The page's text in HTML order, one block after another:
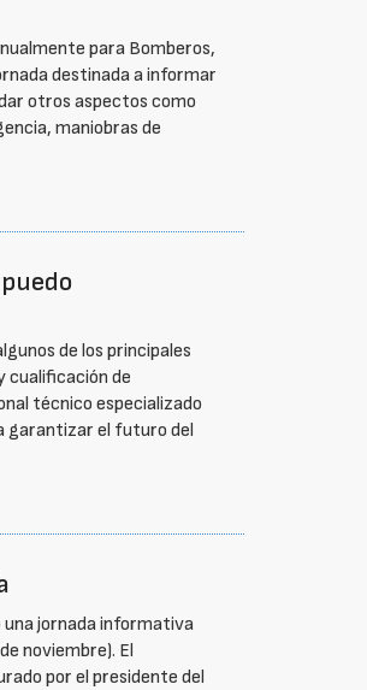
para Bomberos,
destinada a informar
otros aspectos como
maniobras de
de los principales
cualificación de
técnico especializado
garantizar el futuro del
una jornada informativa
noviembre). El
por el presidente del